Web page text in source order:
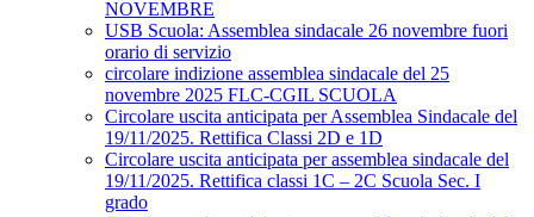
NOVEMBRE
USB Scuola: Assemblea sindacale 26 novembre fuori
orario di servizio
circolare indizione assemblea sindacale del 25
novembre 2025 FLC-CGIL SCUOLA
Circolare uscita anticipata per Assemblea Sindacale del
19/11/2025. Rettifica Classi 2D e 1D
Circolare uscita anticipata per assemblea sindacale del
19/11/2025. Rettifica classi 1C – 2C Scuola Sec. I
grado